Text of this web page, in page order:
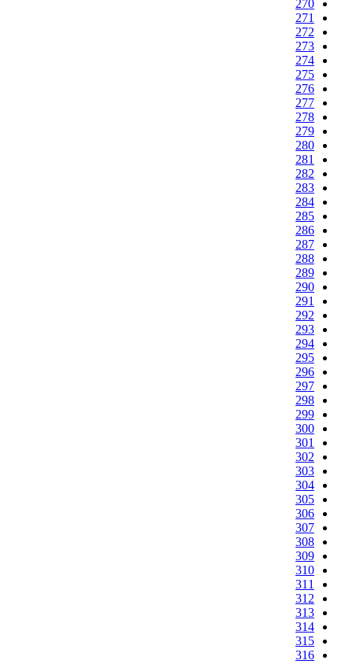
270
271
272
273
274
275
276
277
278
279
280
281
282
283
284
285
286
287
288
289
290
291
292
293
294
295
296
297
298
299
300
301
302
303
304
305
306
307
308
309
310
311
312
313
314
315
316